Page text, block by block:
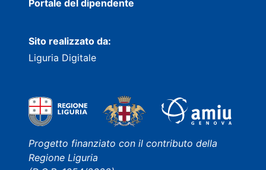
Portale del dipendente
Sito realizzato da:
Liguria Digitale
Progetto finanziato con il contributo della
Regione Liguria